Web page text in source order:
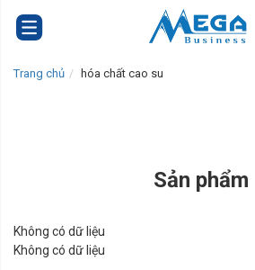
Trang chủ hóa chất cao su
Sản phẩm
Không có dữ liệu
Không có dữ liệu